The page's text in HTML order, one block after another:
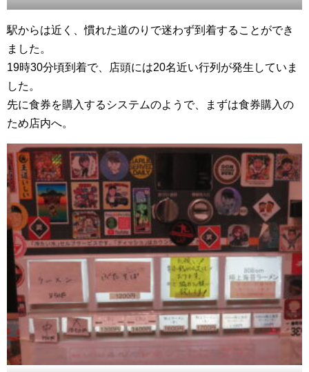
駅からは近く、慣れた道のりで迷わず到着することができ
ました。
19時30分頃到着で、店頭には20名近い行列が発生していま
した。
先に食券を購入するシステムのようで、まずは食券購入の
ため店内へ。